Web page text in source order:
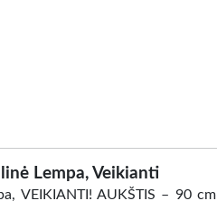
Lempa, Veikianti
VEIKIANTI! AUKŠTIS – 90 cm